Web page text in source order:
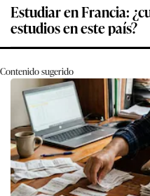
Estudiar en Francia:
estudios en este país?
Contenido sugerido